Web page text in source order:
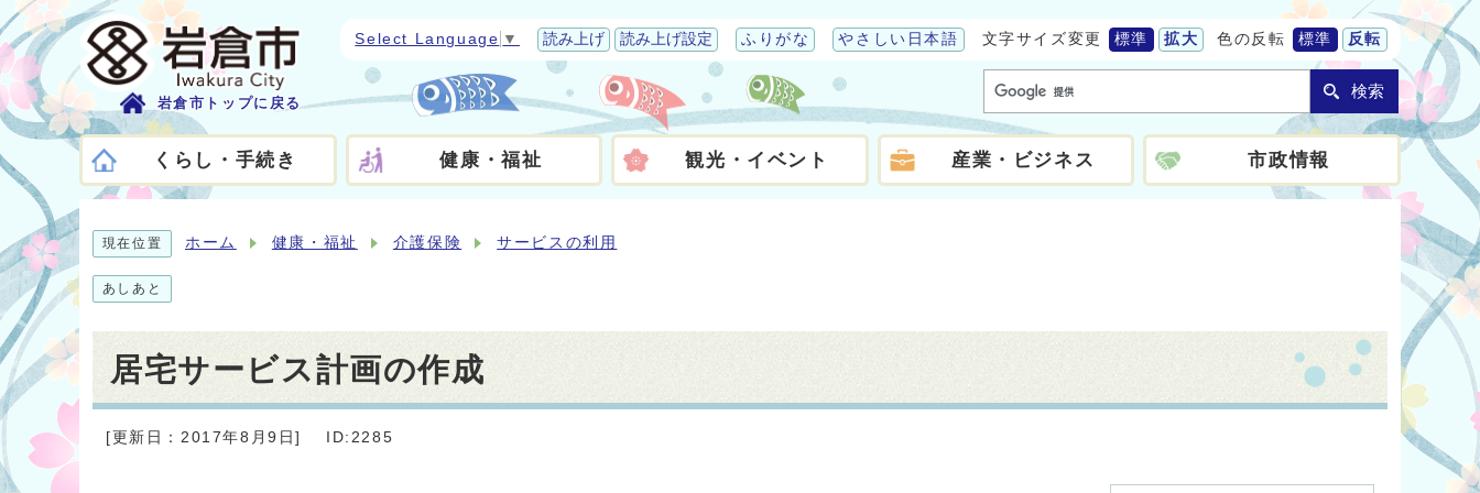
岩倉市トップに戻る
Select Language ▼ 読み上げ 読み上げ設定 ふりがな やさしい日本語 文字サイズ変更 標準 拡大 色の反転 標準 反転
検索
くらし・手続き 健康・福祉 観光・イベント 産業・ビジネス 市政情報
現在位置 ホーム 健康・福祉 介護保険 サービスの利用
あしあと
居宅サービス計画の作成
[更新日：2017年8月9日] ID:2285